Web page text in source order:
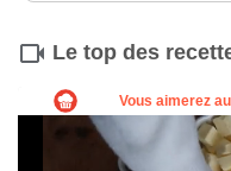
Le top des